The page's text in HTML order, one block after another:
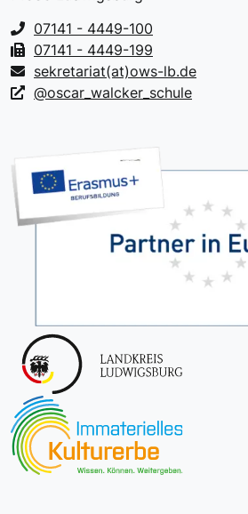
Oscar-Walcker-Schule
Römerhügelweg 53
71636 Ludwigsburg
sekretariat(at)ows-lb.de
@oscar_walcker_schule